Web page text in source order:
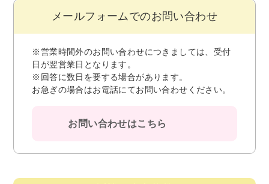
メールフォームでのお問い合わせ
※営業時間外のお問い合わせにつきましては、受付
日が翌営業日となります。
※回答に数日を要する場合があります。
お急ぎの場合はお電話にてお問い合わせください。
お問い合わせはこちら